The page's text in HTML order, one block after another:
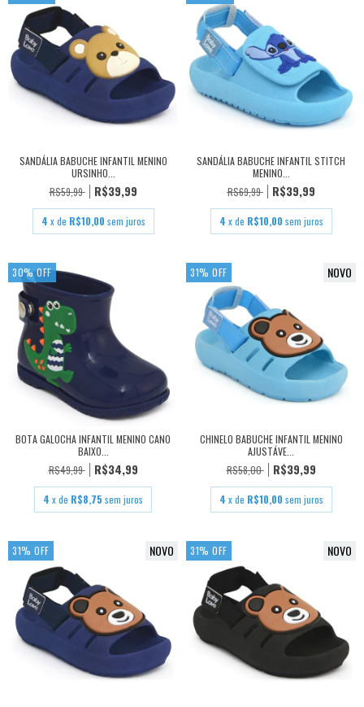
SANDÁLIA BABUCHE INFANTIL MENINO
URSINHO...
R$59,99
R$39,99
4 x de R$10,00 sem juros
SANDÁLIA BABUCHE INFANTIL STITCH
MENINO...
R$69,99
R$39,99
4 x de R$10,00 sem juros
30% OFF
BOTA GALOCHA INFANTIL MENINO CANO
BAIXO...
R$49,99
R$34,99
4 x de R$8,75 sem juros
31% OFF NOVO
CHINELO BABUCHE INFANTIL MENINO
AJUSTÁVE...
R$58,00
R$39,99
4 x de R$10,00 sem juros
31% OFF NOVO 31% OFF NOVO